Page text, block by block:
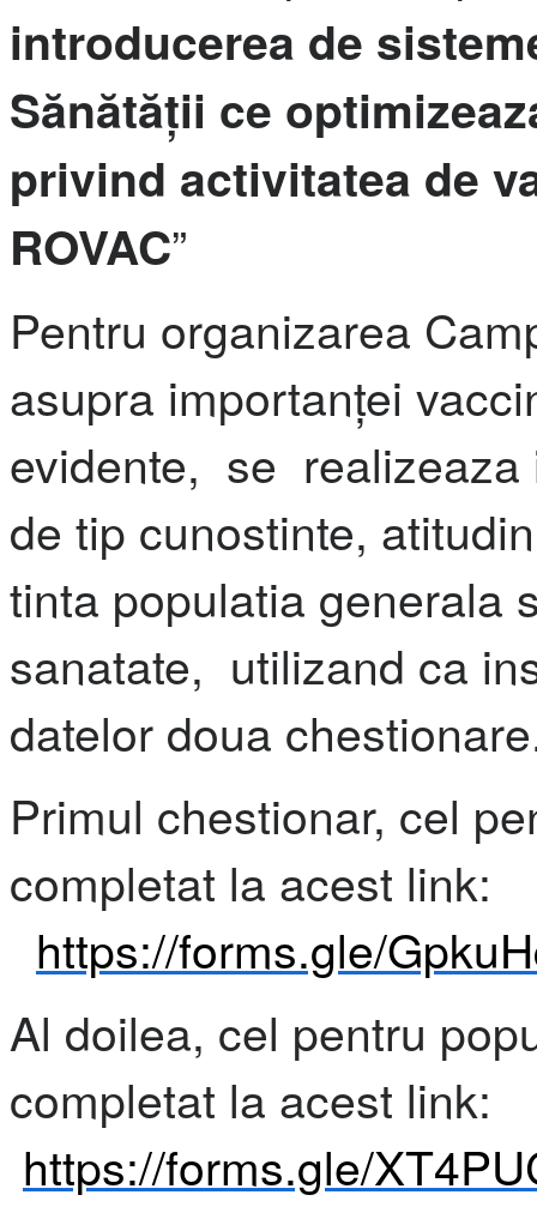
introducerea de
Sănătății ce
privind activitatea de
ROVAC”
Pentru organizarea
asupra importanței
evidente, se realizeaza
de tip cunostinte,
tinta populatia generala
sanatate, utilizand ca
datelor doua
Primul chestionar, cel
completat la acest link:
https://forms.gle/
Al doilea, cel pentru
completat la acest link:
https://forms.gle/